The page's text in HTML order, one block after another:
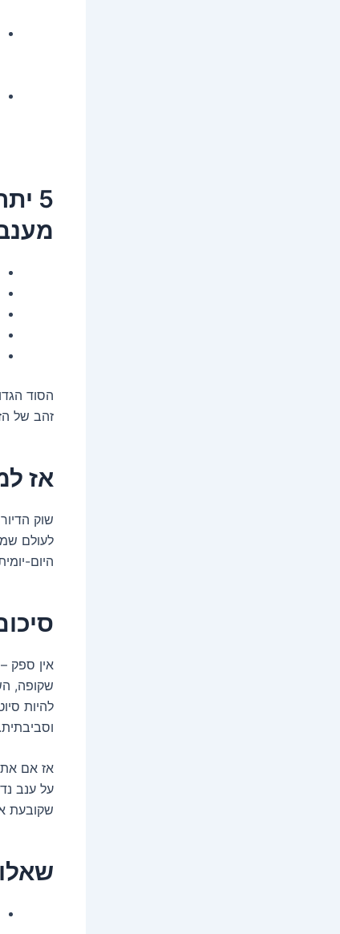
5
הסוד
זהב של
אז
שוק
לעולם
היום-
אין ספק –
שקופה,
להיות
וסביבתית.
אז אם
על ענב
שקובעת